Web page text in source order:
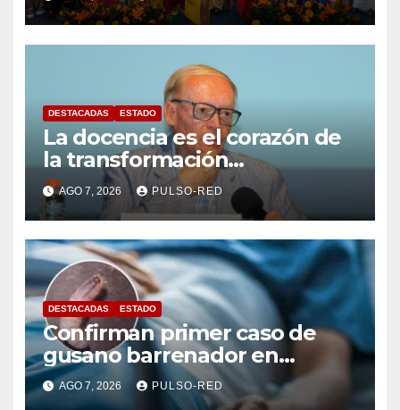
Tlaxcalteca”
DESTACADAS ESTADO
La docencia es el corazón de
la transformación
universitaria: Rector de la
UATx
AGO 7, 2026 PULSO-RED
DESTACADAS ESTADO
Confirman primer caso de
gusano barrenador en
humano en Tlaxcala
AGO 7, 2026 PULSO-RED